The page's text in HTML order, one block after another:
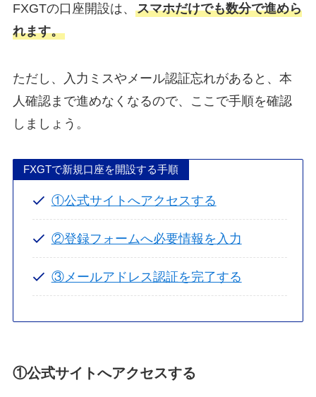
FXGTの口座開設は、 スマホだけでも数分で進めら
れます。
ただし、入力ミスやメール認証忘れがあると、本
人確認まで進めなくなるので、ここで手順を確認
しましょう。
FXGTで新規口座を開設する手順
①公式サイトへアクセスする
②登録フォームへ必要情報を入力
③メールアドレス認証を完了する
①公式サイトへアクセスする